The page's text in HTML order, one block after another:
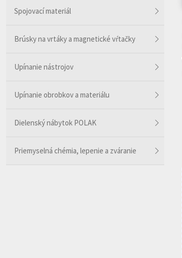
Spojovací materiál
Brúsky na vrtáky a magnetické vŕtačky
Upínanie nástrojov
Upínanie obrobkov a materiálu
Dielenský nábytok POLAK
Priemyselná chémia, lepenie a zváranie